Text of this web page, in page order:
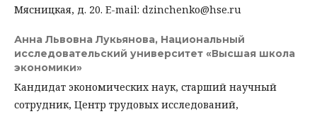
Мясницкая, д. 20. E-mail: dzinchenko@hse.ru
Анна Львовна Лукьянова, Национальный
исследовательский университет «Высшая школа
экономики»
Кандидат экономических наук, старший научный
сотрудник, Центр трудовых исследований,